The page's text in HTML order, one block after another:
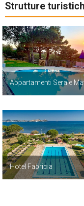
Strutture
Appartamenti Sera e
Hotel Fabricia